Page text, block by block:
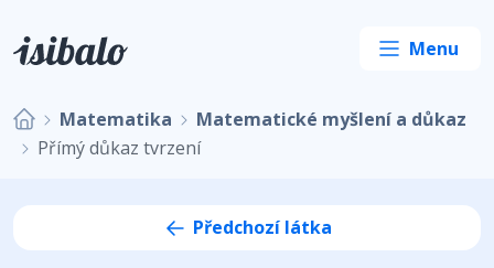
Matematika
Matematické myšlení a důkaz
Přímý důkaz tvrzení
Předchozí látka